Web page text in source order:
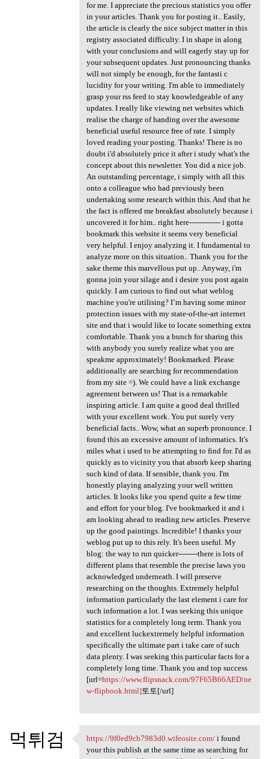
for me. I appreciate the precious statistics you offer
in your articles. Thank you for posting it.. Easily,
the article is clearly the nice subject matter in this
registry associated difficulty. I in shape in along
with your conclusions and will eagerly stay up for
your subsequent updates. Just pronouncing thanks
will not simply be enough, for the fantasti c
lucidity for your writing. I'm able to immediately
grasp your rss feed to stay knowledgeable of any
updates. I really like viewing net websites which
realise the charge of handing over the awesome
beneficial useful resource free of rate. I simply
loved reading your posting. Thanks! There is no
doubt i'd absolutely price it after i study what's the
concept about this newsletter. You did a nice job.
An outstanding percentage, i simply with all this
onto a colleague who had previously been
undertaking some research within this. And that he
the fact is offered me breakfast absolutely because i
uncovered it for him.. right here------------- i gotta
bookmark this website it seems very beneficial
very helpful. I enjoy analyzing it. I fundamental to
analyze more on this situation.. Thank you for the
sake theme this marvellous put up.. Anyway, i'm
gonna join your silage and i desire you post again
quickly. I am curious to find out what weblog
machine you're utilising? I’m having some minor
protection issues with my state-of-the-art internet
site and that i would like to locate something extra
comfortable. Thank you a bunch for sharing this
with anybody you surely realize what you are
speakme approximately! Bookmarked. Please
additionally are searching for recommendation
from my site =). We could have a link exchange
agreement between us! That is a remarkable
inspiring article. I am quite a good deal thrilled
with your excellent work. You put surely very
beneficial facts.. Wow, what an superb pronounce. I
found this an excessive amount of informatics. It's
miles what i used to be attempting to find for. I'd as
quickly as to vicinity you that absorb keep sharing
such kind of data. If sensible, thank you. I'm
honestly playing analyzing your well written
articles. It looks like you spend quite a few time
and effort for your blog. I've bookmarked it and i
am looking ahead to reading new articles. Preserve
up the good paintings. Incredible! I thanks your
weblog put up to this rely. It's been useful. My
blog: the way to run quicker--------there is lots of
different plans that resemble the precise laws you
acknowledged underneath. I will preserve
researching on the thoughts. Extremely helpful
information particularly the last element i care for
such information a lot. I was seeking this unique
statistics for a completely long term. Thank you
and excellent luckextremely helpful information
specifically the ultimate part i take care of such
data plenty. I was seeking this particular facts for a
completely long time. Thank you and top success
[url=https://www.flipsnack.com/97F65B66AED/ne
w-flipbook.html]토토[/url]
먹튀검
https://9f0ed9cb7983d0
https://9f0ed9cb7983d0.wifeosite.com/i found
your this publish at the same time as searching for